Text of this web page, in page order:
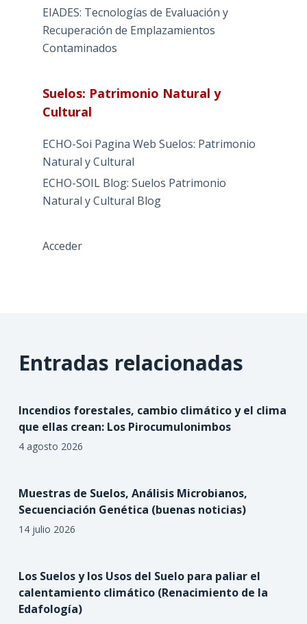
EIADES: Tecnologías de Evaluación y
Recuperación de Emplazamientos
Contaminados
Suelos: Patrimonio Natural y
Cultural
ECHO-Soi Pagina Web Suelos: Patrimonio
Natural y Cultural
ECHO-SOIL Blog: Suelos Patrimonio
Natural y Cultural Blog
Acceder
Entradas relacionadas
Incendios forestales, cambio climático y el clima
que ellas crean: Los Pirocumulonimbos
4 agosto 2026
Muestras de Suelos, Análisis Microbianos,
Secuenciación Genética (buenas noticias)
14 julio 2026
Los Suelos y los Usos del Suelo para paliar el
calentamiento climático (Renacimiento de la
Edafología)